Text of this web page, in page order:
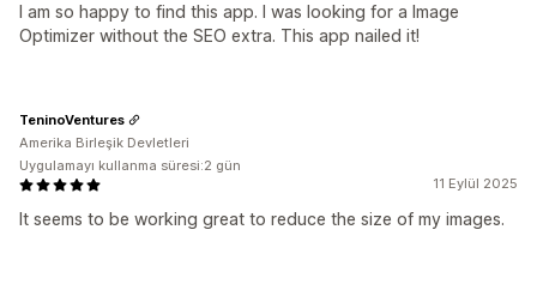
I am so happy to find this app. I was looking for a Image
Optimizer without the SEO extra. This app nailed it!
11 Eylül 2025
It seems to be working great to reduce the size of my images.
TeninoVentures
Amerika Birleşik Devletleri
Uygulamayı kullanma süresi:2 gün